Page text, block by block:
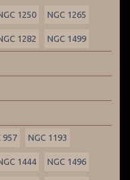
1250 NGC 1265
1282 NGC 1499
957 NGC 1193
1444 NGC 1496